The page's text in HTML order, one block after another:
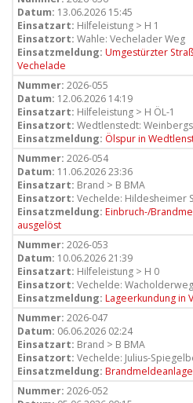
Datum: 13.06.2026 15:45
Einsatzart: Hilfeleistung > H 1
Einsatzort: Wahle: Vechelader Weg
Einsatzmeldung: Umgestürzter
Vechelade
Nummer: 2026-055
Datum: 12.06.2026 14:19
Einsatzart: Hilfeleistung > H ÖL-1
Einsatzort: Wedtlenstedt:
Einsatzmeldung: Ölspur in
Nummer: 2026-054
Datum: 11.06.2026 23:36
Einsatzart: Brand > B BMA
Einsatzort: Vechelde: Hildesheimer
Einsatzmeldung: Einbruch-/
ausgelöst
Nummer: 2026-053
Datum: 10.06.2026 21:39
Einsatzart: Hilfeleistung > H 0
Einsatzort: Vechelde: Wacholderweg
Einsatzmeldung: Lageerkundung in
Nummer: 2026-047
Datum: 06.06.2026 02:24
Einsatzart: Brand > B BMA
Einsatzort: Vechelde: Julius-
Einsatzmeldung:
Nummer: 2026-052